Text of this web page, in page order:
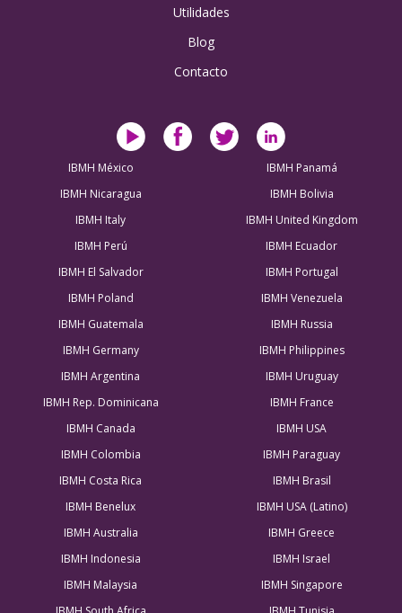
Utilidades
Blog
Contacto
IBMH México
IBMH Panamá
IBMH Nicaragua
IBMH Bolivia
IBMH Italy
IBMH United Kingdom
IBMH Perú
IBMH Ecuador
IBMH El Salvador
IBMH Portugal
IBMH Poland
IBMH Venezuela
IBMH Guatemala
IBMH Russia
IBMH Germany
IBMH Philippines
IBMH Argentina
IBMH Uruguay
IBMH Rep. Dominicana
IBMH France
IBMH Canada
IBMH USA
IBMH Colombia
IBMH Paraguay
IBMH Costa Rica
IBMH Brasil
IBMH Benelux
IBMH USA (Latino)
IBMH Australia
IBMH Greece
IBMH Indonesia
IBMH Israel
IBMH Malaysia
IBMH Singapore